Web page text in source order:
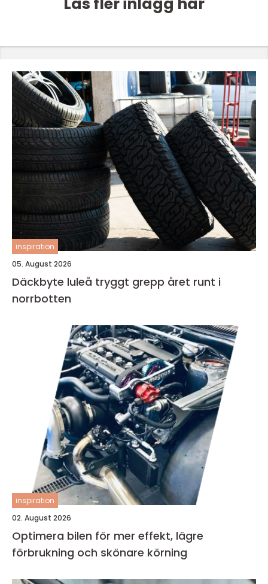
inspiration
05. August 2026
Däckbyte luleå tryggt grepp året runt i
norrbotten
inspiration
02. August 2026
Optimera bilen för mer effekt, lägre
förbrukning och skönare körning